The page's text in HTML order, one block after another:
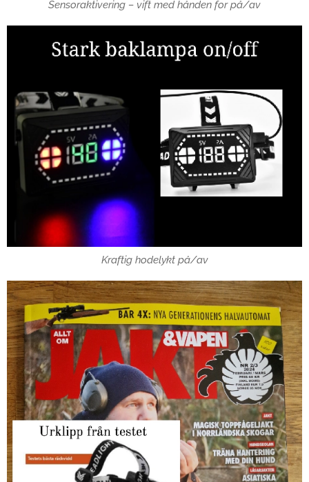
Sensoraktivering – vift med hånden for på/av
Kraftig hodelykt på/av